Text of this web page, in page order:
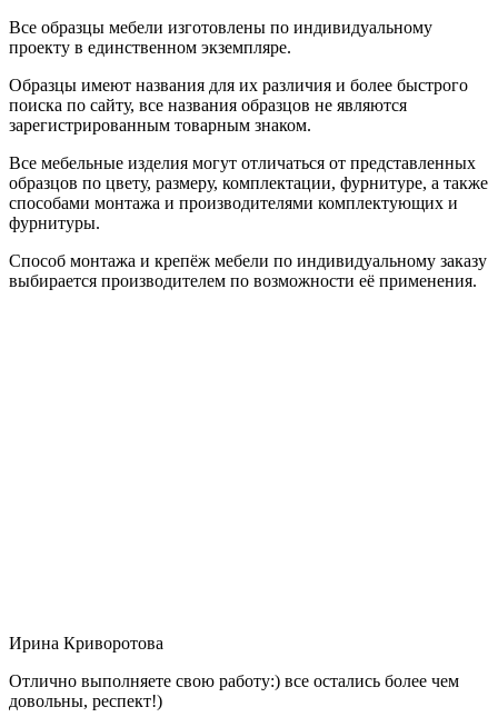
Все образцы мебели изготовлены по индивидуальному
проекту в единственном экземпляре.
Образцы имеют названия для их различия и более быстрого
поиска по сайту, все названия образцов не являются
зарегистрированным товарным знаком.
Все мебельные изделия могут отличаться от представленных
образцов по цвету, размеру, комплектации, фурнитуре, а также
способами монтажа и производителями комплектующих и
фурнитуры.
Способ монтажа и крепёж мебели по индивидуальному заказу
выбирается производителем по возможности её применения.
Ирина Криворотова
Отлично выполняете свою работу:) все остались более чем
довольны, респект!)